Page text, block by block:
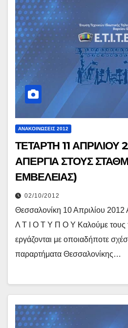
ΑΝΑΚΟΙΝΏΣΕΙΣ 2012
ΤΕΤΑΡΤΗ 11 ΑΠΡΙΛΙΟΥ 2012 (24ΩΡΗ
ΑΠΕΡΓΙΑ ΣΤΟΥΣ
ΕΜΒΕΛΕΙΑΣ)
02/10/2012
Θεσσαλονίκη 10 Απριλίου
Λ Τ Ι Ο Τ Υ Π Ο Υ Καλούμε τους
εργάζονται με οποιαδήποτε
παραρτήματα Θεσσαλονίκης…